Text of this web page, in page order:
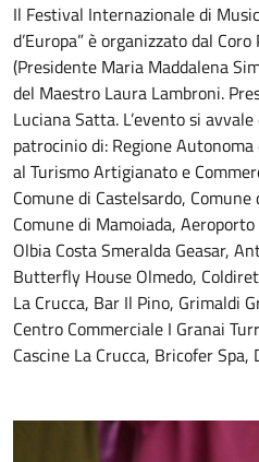
Il Festival Internazionale di
d’Europa” è organizzato dal
(Presidente Maria Maddalena
del Maestro Laura Lambroni.
Luciana Satta. L’evento si
patrocinio di: Regione
al Turismo Artigianato e
Comune di Castelsardo,
Comune di Mamoiada,
Olbia Costa Smeralda Geasar,
Butterfly House Olmedo,
La Crucca, Bar Il Pino, Grimaldi
Centro Commerciale I Granai
Cascine La Crucca, Bricofer